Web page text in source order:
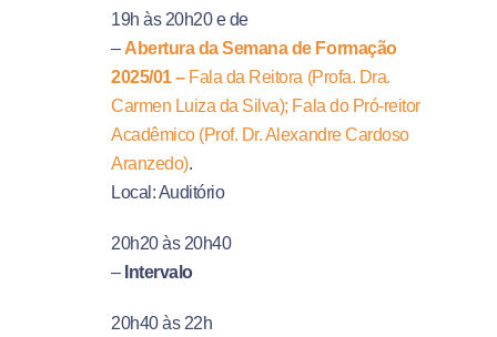
19h às 20h20 e de
– Abertura da Semana de Formação
2025/01 – Fala da Reitora (Profa. Dra.
Carmen Luiza da Silva); Fala do Pró-reitor
Acadêmico (Prof. Dr. Alexandre Cardoso
Aranzedo).
Local: Auditório
20h20 às 20h40
– Intervalo
20h40 às 22h